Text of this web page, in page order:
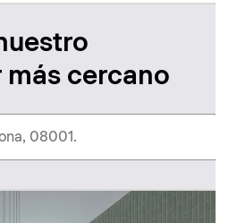
cercano